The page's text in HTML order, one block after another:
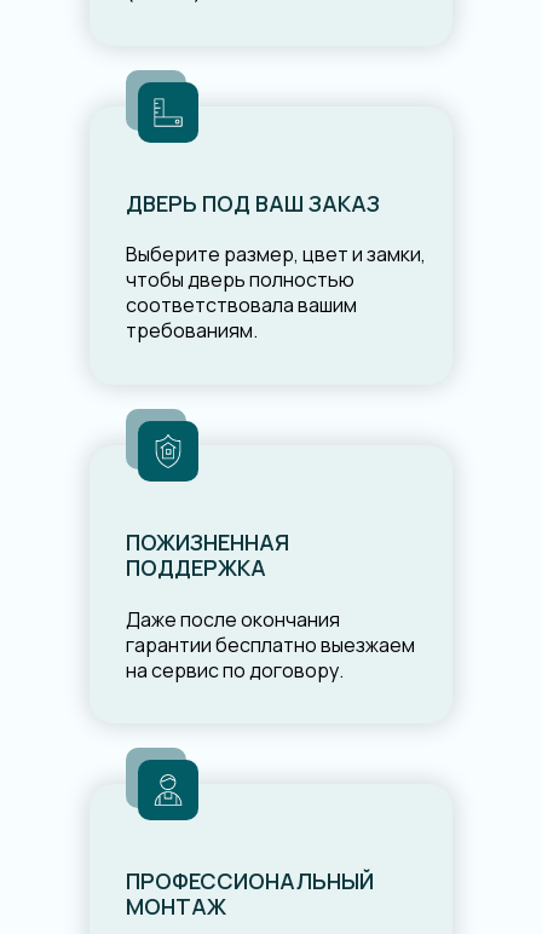
ДВЕРЬ ПОД ВАШ ЗАКАЗ
Выберите размер, цвет и замки,
чтобы дверь полностью
соответствовала вашим
требованиям.
ПОЖИЗНЕННАЯ
ПОДДЕРЖКА
Даже после окончания
гарантии бесплатно выезжаем
на сервис по договору.
ПРОФЕССИОНАЛЬНЫЙ
МОНТАЖ